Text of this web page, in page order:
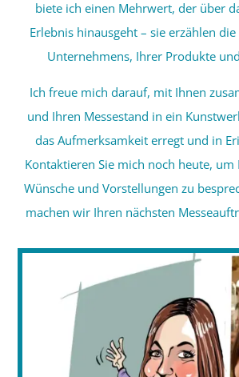
biete ich einen Mehrwert, der über
Erlebnis hinausgeht – sie erzählen
Unternehmens, Ihrer Produkte
Ich freue mich darauf, mit Ihnen
und Ihren Messestand in ein
das Aufmerksamkeit erregt und in
Kontaktieren Sie mich noch heute,
Wünsche und Vorstellungen zu
machen wir Ihren nächsten